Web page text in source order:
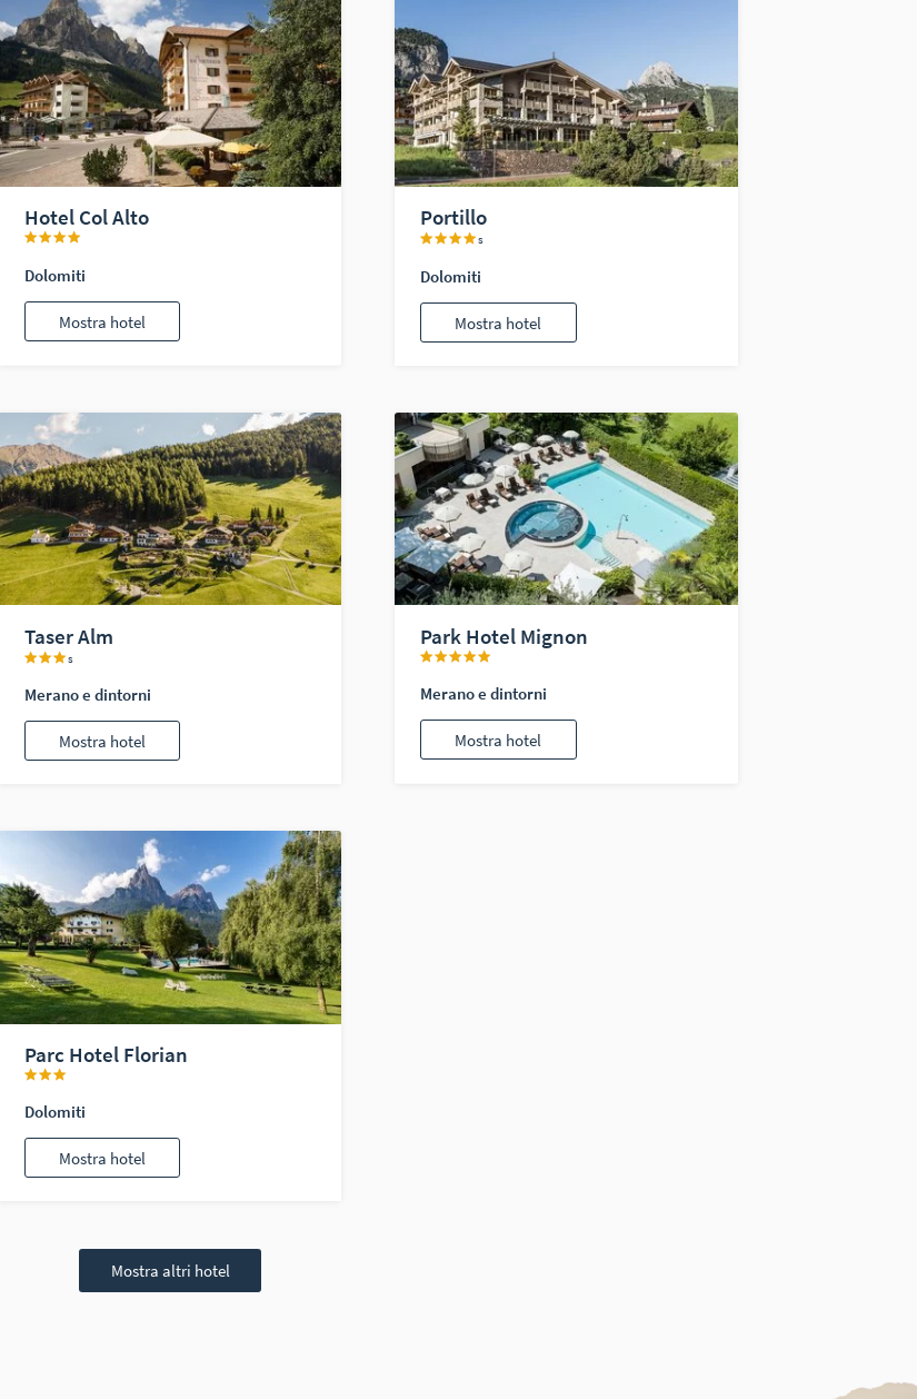
Hotel Col Alto
Dolomiti
Mostra hotel
Portillo
s
Dolomiti
Mostra hotel
Taser Alm
s
Merano e dintorni
Mostra hotel
Park Hotel Mignon
Merano e dintorni
Mostra hotel
Parc Hotel Florian
Dolomiti
Mostra hotel
Mostra altri hotel